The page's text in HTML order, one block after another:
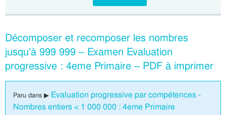
Décomposer et recomposer les nombres
jusqu’à 999 999 – Examen Evaluation
progressive : 4eme Primaire – PDF à imprimer
Paru dans ▶ Evaluation progressive par compétences -
Nombres entiers < 1 000 000 : 4eme Primaire